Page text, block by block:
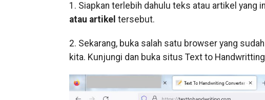
1. Siapkan terlebih dahulu teks atau artikel yang
atau artikel tersebut.
2. Sekarang, buka salah satu browser yang
kita. Kunjungi dan buka situs Text to